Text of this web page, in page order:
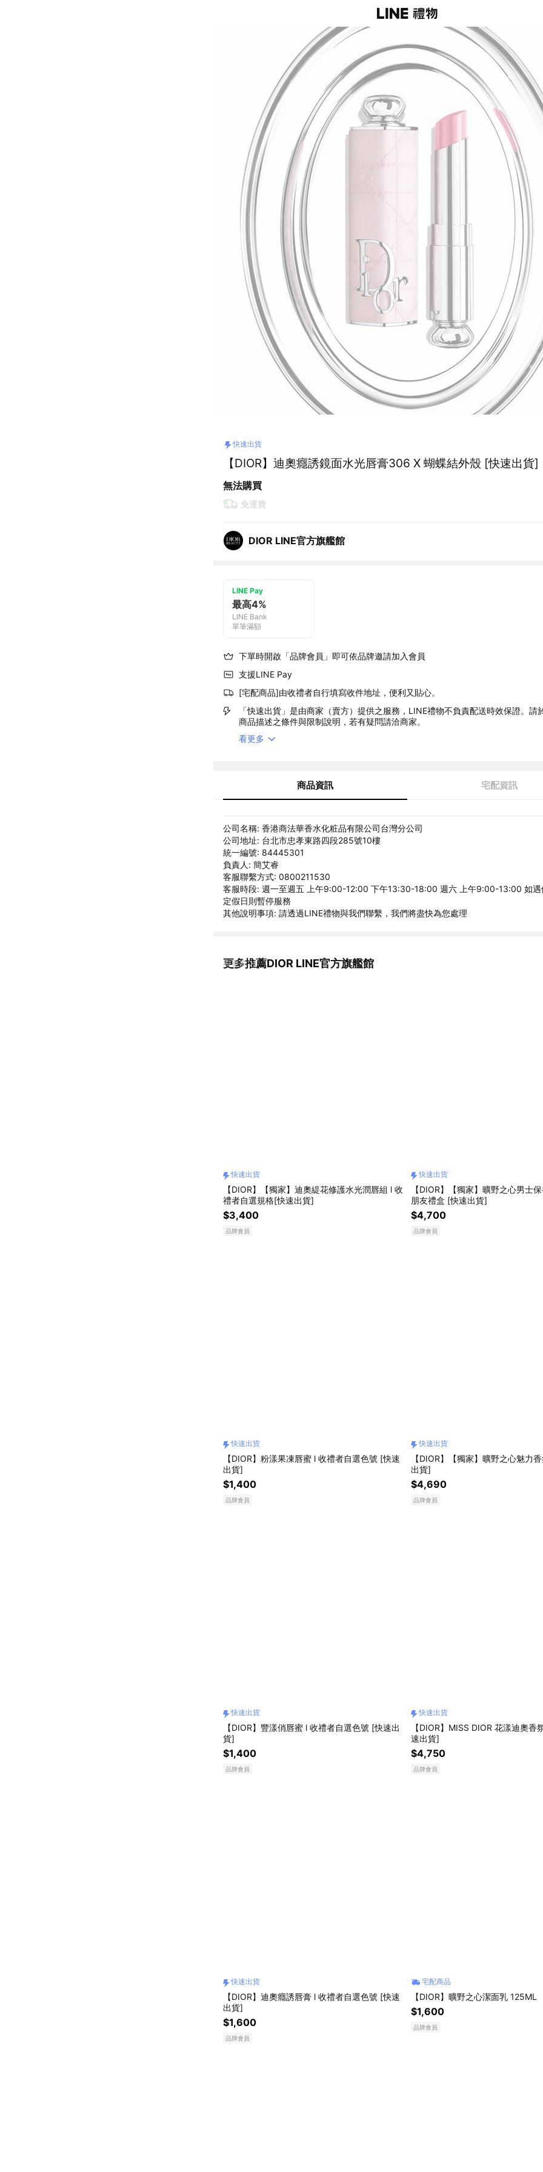
快速出貨
【DIOR】迪奧癮誘鏡面水光唇膏306 X 蝴蝶結外殼 [快速出貨]
無法購買
免運費
DIOR LINE官方旗艦館
LINE Pay
最高4%
LINE Bank
單筆滿額
下單時開啟「品牌會員」即可依品牌邀請加入會員
支援LINE Pay
[宅配商品]由收禮者自行填寫收件地址，便利又貼心。
「快速出貨」是由商家（賣方）提供之服務，LINE禮物不負責配送時效保證。請
商品描述之條件與限制說明，若有疑問請洽商家。
看更多
商品資訊 宅配資訊
公司名稱: 香港商法華香水化粧品有限公司台灣分公司
公司地址: 台北市忠孝東路四段285號10樓
統一編號: 84445301
負責人: 簡艾睿
客服聯繫方式: 0800211530
客服時段: 週一至週五 上午9:00-12:00 下午13:30-18:00 週六 上午9:00-13:00 如遇
定假日則暫停服務
其他說明事項: 請透過LINE禮物與我們聯繫，我們將盡快為您處理
更多推薦DIOR LINE官方旗艦館
看更多
快速出貨
【DIOR】【獨家】迪奧緹花修護水光潤唇組 l 收
禮者自選規格[快速出貨]
$3,400
品牌會員
快速出貨
【DIOR】【獨家】曠野之心男士
朋友禮盒 [快速出貨]
$4,700
品牌會員
快速出貨
【DIOR】粉漾果凍唇蜜 l 收禮者自選色號 [快速
出貨]
$1,400
品牌會員
快速出貨
【DIOR】【獨家】曠野之心魅力
出貨]
$4,690
品牌會員
快速出貨
【DIOR】豐漾俏唇蜜 l 收禮者自選色號 [快速出
貨]
$1,400
品牌會員
快速出貨
【DIOR】MISS DIOR 花漾迪奧香
速出貨]
$4,750
品牌會員
快速出貨
【DIOR】迪奧癮誘唇膏 l 收禮者自選色號 [快速
出貨]
$1,600
品牌會員
宅配商品
【DIOR】曠野之心潔面乳 125ML
$1,600
品牌會員